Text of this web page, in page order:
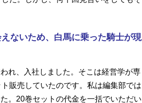
ないため、白馬に乗った騎士が現
れ、入社しました。そこは経営学が専
販売していたのです。私は編集部では
。20巻セットの代金を一括でいただい